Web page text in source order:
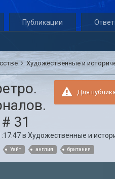
Публикации
Художественные и
Для
31
вХудожественные и
Уайт англия британия